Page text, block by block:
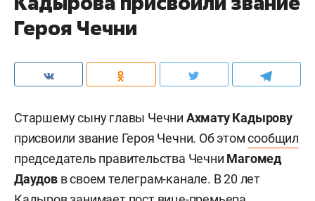
Героя Чечни
Старшему сыну главы Чечни Ахмату Кадырову
присвоили звание Героя Чечни. Об этомсообщил
председатель правительства Чечни Магомед
Даудов в своем телеграм-канале. В 20 лет